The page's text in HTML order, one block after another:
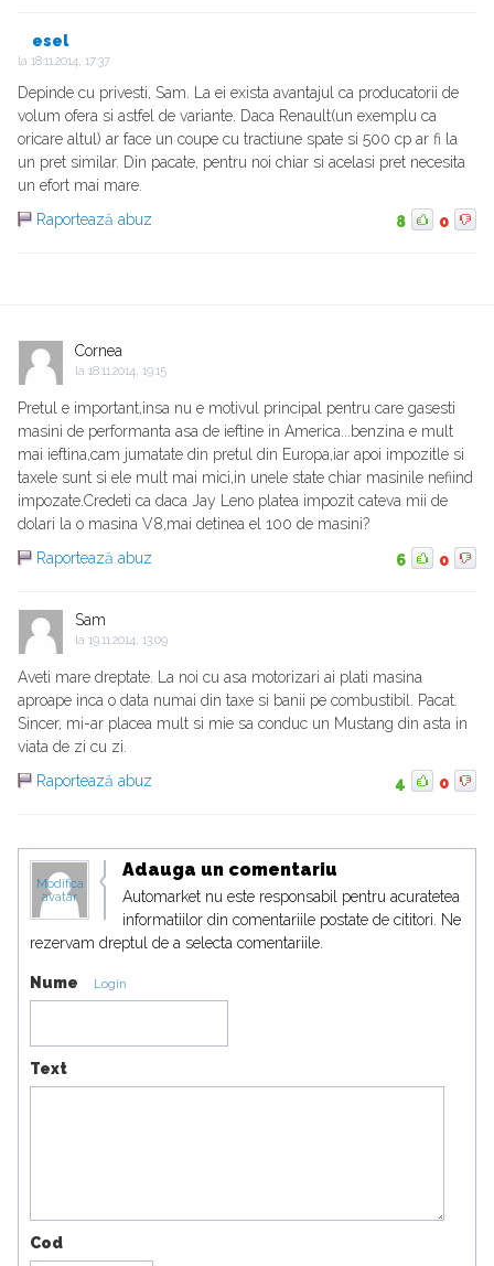
esel
la 18.11.2014, 17:37
Depinde cu privesti, Sam. La ei exista avantajul ca producatorii de
volum ofera si astfel de variante. Daca Renault(un exemplu ca
oricare altul) ar face un coupe cu tractiune spate si 500 cp ar fi la
un pret similar. Din pacate, pentru noi chiar si acelasi pret necesita
un efort mai mare.
Raportează abuz
8 0
Cornea
la 18.11.2014, 19:15
Pretul e important,insa nu e motivul principal pentru care gasesti
masini de performanta asa de ieftine in America...benzina e mult
mai ieftina,cam jumatate din pretul din Europa,iar apoi impozitle si
taxele sunt si ele mult mai mici,in unele state chiar masinile nefiind
impozate.Credeti ca daca Jay Leno platea impozit cateva mii de
dolari la o masina V8,mai detinea el 100 de masini?
Raportează abuz
6 0
Sam
la 19.11.2014, 13:09
Aveti mare dreptate. La noi cu asa motorizari ai plati masina
aproape inca o data numai din taxe si banii pe combustibil. Pacat.
Sincer, mi-ar placea mult si mie sa conduc un Mustang din asta in
viata de zi cu zi.
Raportează abuz
4 0
Modifica
avatar
Adauga un comentariu
Automarket nu este responsabil pentru acuratetea
informatiilor din comentariile postate de cititori. Ne
rezervam dreptul de a selecta comentariile.
Nume Login
Text
Cod